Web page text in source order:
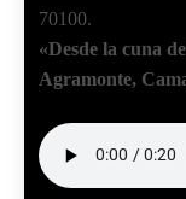
70100.
«Desde la cuna
Agramonte,